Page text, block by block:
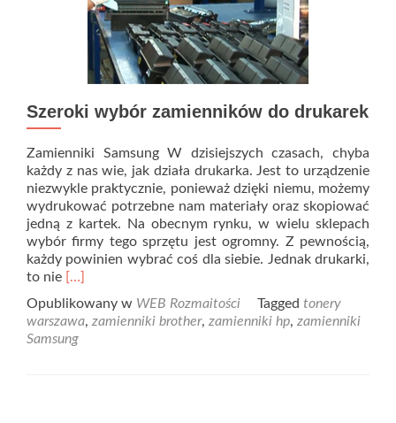
Szeroki wybór zamienników do drukarek
Zamienniki Samsung W dzisiejszych czasach, chyba
każdy z nas wie, jak działa drukarka. Jest to urządzenie
niezwykle praktycznie, ponieważ dzięki niemu, możemy
wydrukować potrzebne nam materiały oraz skopiować
jedną z kartek. Na obecnym rynku, w wielu sklepach
wybór firmy tego sprzętu jest ogromny. Z pewnością,
każdy powinien wybrać coś dla siebie. Jednak drukarki,
to nie Read
about
Szeroki
wybór
[…]
Opublikowany w WEB Rozmaitości Tagged tonery
warszawa, zamienniki brother, zamienniki hp, zamienniki
Samsung